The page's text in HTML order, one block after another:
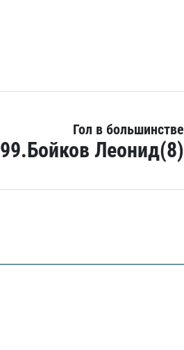
Гол в большинстве
99.Бойков Леонид(8)